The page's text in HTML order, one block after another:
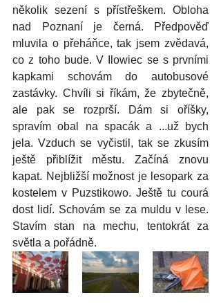
několik sezení s přístřeškem. Obloha
nad Poznaní je černá. Předpověď
mluvila o přeháňce, tak jsem zvědavá,
co z toho bude. V Ilowiec se s prvními
kapkami schovám do autobusové
zastávky. Chvíli si říkám, že zbytečně,
ale pak se rozprší. Dám si oříšky,
spravím obal na spacák a ...už bych
jela. Vzduch se vyčistil, tak se zkusím
ještě přiblížit městu. Začíná znovu
kapat. Nejbližší možnost je lesopark za
kostelem v Puzstikowo. Ještě tu courá
dost lidí. Schovám se za muldu v lese.
Stavím stan na mechu, tentokrát za
světla a pořádně.